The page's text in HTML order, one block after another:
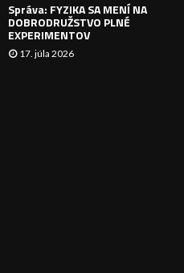
Správa: FYZIKA SA MENÍ NA
DOBRODRUŽSTVO PLNÉ
EXPERIMENTOV
17. júla 2026